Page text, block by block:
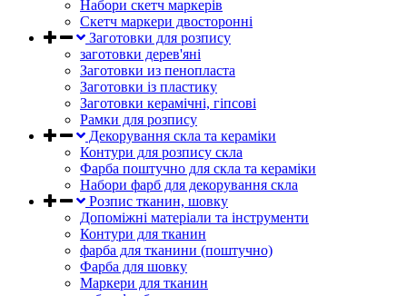
Набори скетч маркерів
Скетч маркери двосторонні
Заготовки для розпису
заготовки дерев'яні
Заготовки из пенопласта
Заготовки із пластику
Заготовки керамічні, гіпсові
Рамки для розпису
Декорування скла та кераміки
Контури для розпису скла
Фарба поштучно для скла та кераміки
Набори фарб для декорування скла
Розпис тканин, шовку
Допоміжні матеріали та інструменти
Контури для тканин
фарба для тканини (поштучно)
Фарба для шовку
Маркери для тканин